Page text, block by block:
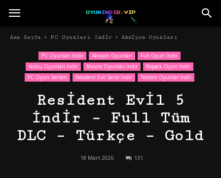
Ana Sayfa PC Oyunları İndir Aksiyon Oyunları
PC Oyunları İndir Aksiyon Oyunları
Full Oyun İndir
Korku Oyunları İndir
Macera Oyunları İndir
Repack Oyun İndir
PC Oyun Serileri
Resident Evil Serisi İndir Torrent Oyunlar indir
Resident Evil 5
İndir – Full Tüm
DLC – Türkçe – Gold
18 Mart 2026 131